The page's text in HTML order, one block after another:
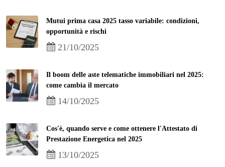
Mutui prima casa 2025 tasso variabile: condizioni,
opportunità e rischi
21/10/2025
Il boom delle aste telematiche immobiliari nel 2025:
come cambia il mercato
14/10/2025
Cos'è, quando serve e come ottenere l'Attestato di
Prestazione Energetica nel 2025
13/10/2025